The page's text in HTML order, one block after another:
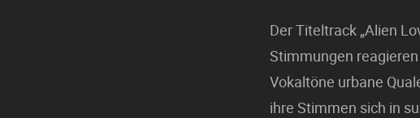
Der Titeltrack „Alien
Stimmungen reagieren
Vokaltöne urbane
ihre Stimmen sich in